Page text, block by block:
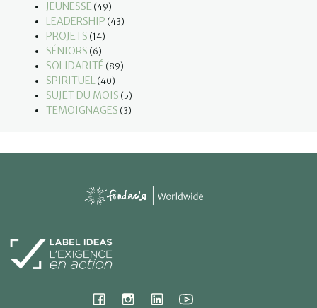
JEUNESSE (49)
LEADERSHIP (43)
PROJETS (14)
SÉNIORS (6)
SOLIDARITÉ (89)
SPIRITUEL (40)
SUJET DU MOIS (5)
TEMOIGNAGES (3)